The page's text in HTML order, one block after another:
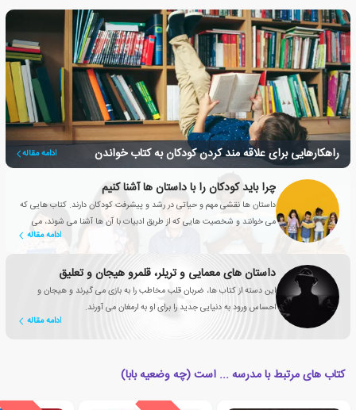
راهکارهایی برای علاقه مند کردن کودکان به کتاب خواندن ادامه مقاله
چرا باید کودکان را با داستان ها آشنا کنیم
داستان ها نقشی مهم و حیاتی در رشد و پیشرفت کودکان دارند. کتاب هایی که
می خوانند و شخصیت هایی که از طریق ادبیات با آن ها آشنا می شوند، می
ادامه مقاله
داستان های معمایی و تریلر، قلمرو هیجان و تعلیق
این دسته از کتاب ها، ضربان قلب مخاطب را به بازی می گیرند و هیجان و
احساس ورود به دنیایی جدید را برای او به ارمغان می آورند.
ادامه مقاله
کتاب های مرتبط با مدرسه ... است (چه وضعیه بابا)